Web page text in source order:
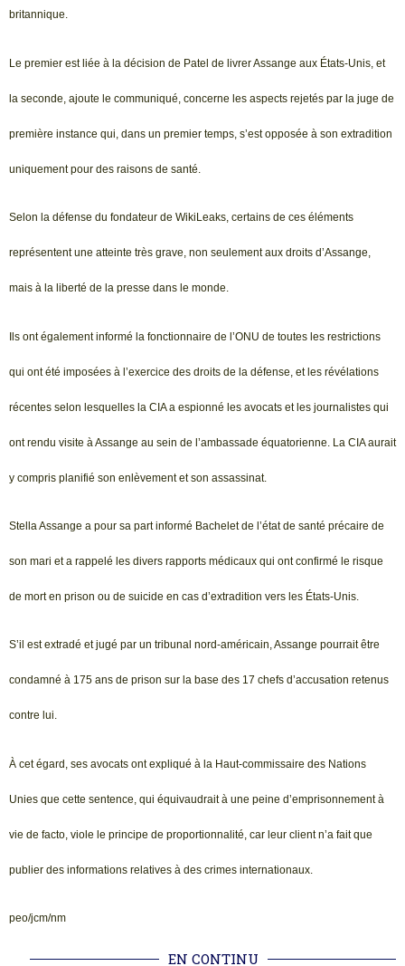
britannique.
Le premier est liée à la décision de Patel de livrer Assange aux États-Unis, et
la seconde, ajoute le communiqué, concerne les aspects rejetés par la juge de
première instance qui, dans un premier temps, s’est opposée à son extradition
uniquement pour des raisons de santé.
Selon la défense du fondateur de WikiLeaks, certains de ces éléments
représentent une atteinte très grave, non seulement aux droits d’Assange,
mais à la liberté de la presse dans le monde.
Ils ont également informé la fonctionnaire de l’ONU de toutes les restrictions
qui ont été imposées à l’exercice des droits de la défense, et les révélations
récentes selon lesquelles la CIA a espionné les avocats et les journalistes qui
ont rendu visite à Assange au sein de l’ambassade équatorienne. La CIA aurait
y compris planifié son enlèvement et son assassinat.
Stella Assange a pour sa part informé Bachelet de l’état de santé précaire de
son mari et a rappelé les divers rapports médicaux qui ont confirmé le risque
de mort en prison ou de suicide en cas d’extradition vers les États-Unis.
S’il est extradé et jugé par un tribunal nord-américain, Assange pourrait être
condamné à 175 ans de prison sur la base des 17 chefs d’accusation retenus
contre lui.
À cet égard, ses avocats ont expliqué à la Haut-commissaire des Nations
Unies que cette sentence, qui équivaudrait à une peine d’emprisonnement à
vie de facto, viole le principe de proportionnalité, car leur client n’a fait que
publier des informations relatives à des crimes internationaux.
peo/jcm/nm
EN CONTINU